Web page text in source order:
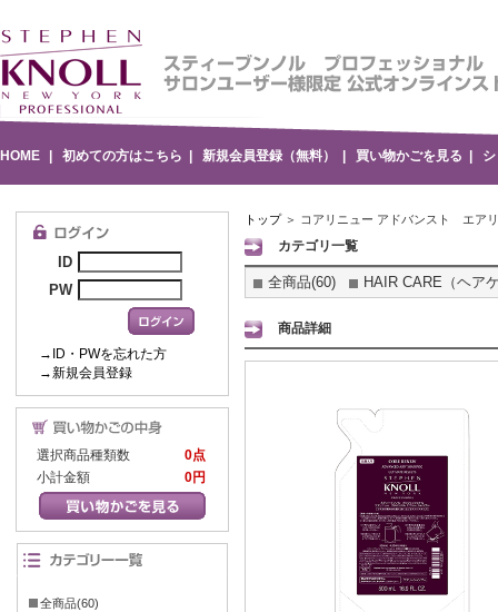
HOME 初めての方はこちら 新規会員登録（無料） 買い物かごを見る
ID
PW
→ID・PWを忘れた方
→新規会員登録
選択商品種類数
0点
小計金額
0円
全商品(60)
トップ＞ コアリニュー アドバンスト エア
カテゴリ一覧
全商品(60) HAIR CARE（ヘア
商品詳細